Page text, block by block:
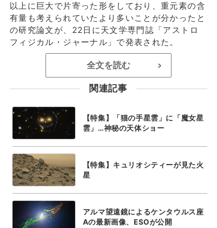
以上に巨大で片寄った形をしており、重元素の含
有量も考えられていたより多いことが分かったと
の研究論文が、22日に天文学専門誌「アストロ
フィジカル・ジャーナル」で発表された。
全文を読む >
関連記事
【特集】「猫の手星雲」に「魔女星
雲」…神秘の天体ショー
【特集】キュリオシティーが見た火
星
アルマ望遠鏡によるケンタウルス座
Aの最新画像、ESOが公開